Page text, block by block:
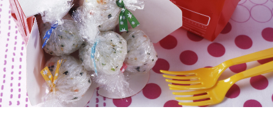
お酢ドリンク ぽん酢
みりん風・料理酒 鍋用調味料
つゆ たれ
ブランド・スペシャルサイト
ブランド・スペシャルサイト トップ
商品ブランドサイト
Fibee（ファイビー）
くらしプラ酢
企業情報
国内事業概要